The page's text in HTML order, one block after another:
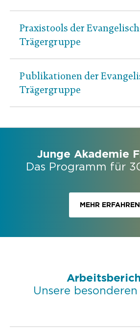
Praxistools der
Trägergruppe
Publikationen der
Trägergruppe
Junge Akademie
Das Programm für
MEHR ERFAHREN
Unsere